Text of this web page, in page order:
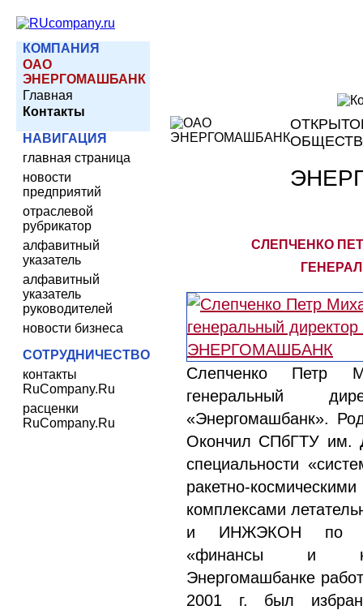
КОМПАНИЯ
ОАО
ЭНЕРГОМАШБАНК
Главная
Контакты
НАВИГАЦИЯ
главная страница
новости
предприятий
отраслевой
рубрикатор
алфавитный
указатель
алфавитный
указатель
руководителей
новости бизнеса
СОТРУДНИЧЕСТВО
контакты
RuCompany.Ru
расценки
RuCompany.Ru
СЛЕПЧЕНКО
Слепченко Петр
генеральный
«Энергомашбанк».
Окончил СПбГТУ им.
специальности
ракетно-
комплексами
и ИНЖЭКОН по
«финансы и
Энергомашбанке
2001 г. был избран